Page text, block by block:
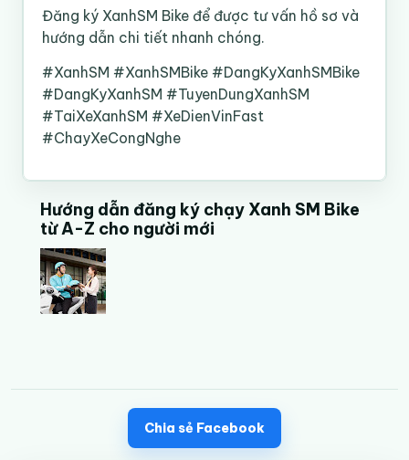
Đăng ký XanhSM Bike để được tư vấn hồ sơ và
hướng dẫn chi tiết nhanh chóng.
#XanhSM #XanhSMBike #DangKyXanhSMBike
#DangKyXanhSM #TuyenDungXanhSM
#TaiXeXanhSM #XeDienVinFast
#ChayXeCongNghe
Hướng dẫn đăng ký chạy Xanh SM Bike
từ A-Z cho người mới
Chia sẻ Facebook